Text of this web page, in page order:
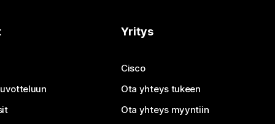
Yritys
Cisco
Ota yhteys tukeen
Ota yhteys myyntiin